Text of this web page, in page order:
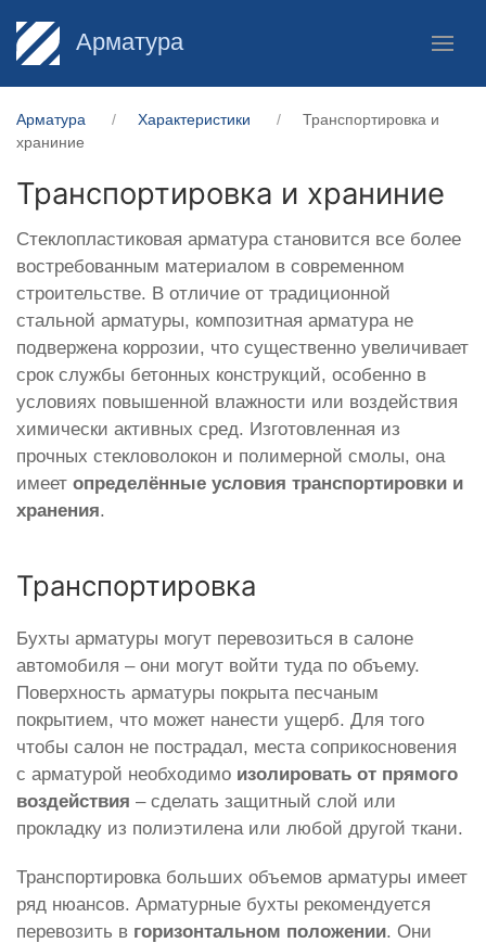
Арматура
Арматура Характеристики
Транспортировка и
храниние
Транспортировка и храниние
Стеклопластиковая арматура становится все более
востребованным материалом в современном
строительстве. В отличие от традиционной
стальной арматуры, композитная арматура не
подвержена коррозии, что существенно увеличивает
срок службы бетонных конструкций, особенно в
условиях повышенной влажности или воздействия
химически активных сред. Изготовленная из
прочных стекловолокон и полимерной смолы, она
имеет определённые условия транспортировки и
хранения.
Транспортировка
Бухты арматуры могут перевозиться в салоне
автомобиля – они могут войти туда по объему.
Поверхность арматуры покрыта песчаным
покрытием, что может нанести ущерб. Для того
чтобы салон не пострадал, места соприкосновения
с арматурой необходимо изолировать от прямого
воздействия – сделать защитный слой или
прокладку из полиэтилена или любой другой ткани.
Транспортировка больших объемов арматуры имеет
ряд нюансов. Арматурные бухты рекомендуется
перевозить в горизонтальном положении. Они